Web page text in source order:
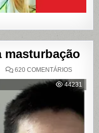
masturbação
620 COMENTÁRIOSEM
WEB:
ÚLTIMA
44231